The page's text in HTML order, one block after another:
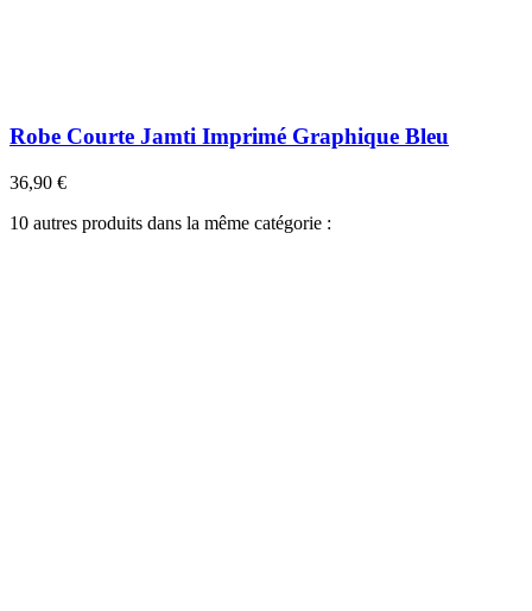
Robe Courte Jamti Imprimé Graphique Bleu
36,90 €
10 autres produits dans la même catégorie :